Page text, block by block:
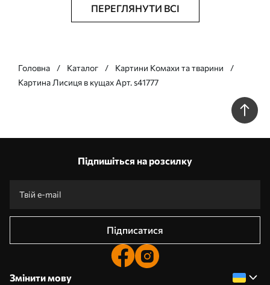
ПЕРЕГЛЯНУТИ ВСІ
Головна Каталог
Картини Комахи та тварини
Картина Лисиця в кущах Арт. s41777
Підпишіться на розсилку
Підписатися
Змінити мову